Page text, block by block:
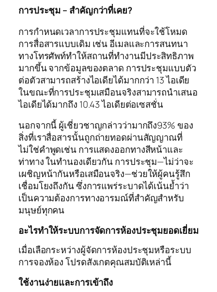
การประชุม – สำคัญกว่าที่เคย?
การกำหนดเวลาการประชุมแทนที่จะใช้โหมด
การสื่อสารแบบเดิม เช่น อีเมลและการสนทนา
ทางโทรศัพท์ทำให้สถานที่ทำงานมีประสิทธิภาพ
มากขึ้น จากข้อมูลของตลาด การประชุมแบบตัว
ต่อตัวสามารถสร้างไอเดียได้มากกว่า 13 ไอเดีย
ในขณะที่การประชุมเสมือนจริงสามารถนำเสนอ
ไอเดียได้มากถึง 10.43 ไอเดียต่อเซสชั่น
นอกจากนี้ ผู้เชี่ยวชาญกล่าวว่ามากถึง93% ของ
สิ่งที่เราสื่อสารนั้นถูกถ่ายทอดผ่านสัญญาณที่
ไม่ใช่คำพูดเช่น การแสดงออกทางสีหน้าและ
ท่าทาง ในทำนองเดียวกัน การประชุม—ไม่ว่าจะ
เผชิญหน้ากันหรือเสมือนจริง—ช่วยให้ผู้คนรู้สึก
เชื่อมโยงถึงกัน ซึ่งการแพร่ระบาดได้เน้นย้ำว่า
เป็นความต้องการทางอารมณ์ที่สำคัญสำหรับ
มนุษย์ทุกคน
อะไรทำให้ระบบการจัดการห้องประชุมยอดเยี่ยม
เมื่อเลือกระหว่างผู้จัดการห้องประชุมหรือระบบ
การจองห้อง โปรดสังเกตคุณสมบัติเหล่านี้
ใช้งานง่ายและการเข้าถึง